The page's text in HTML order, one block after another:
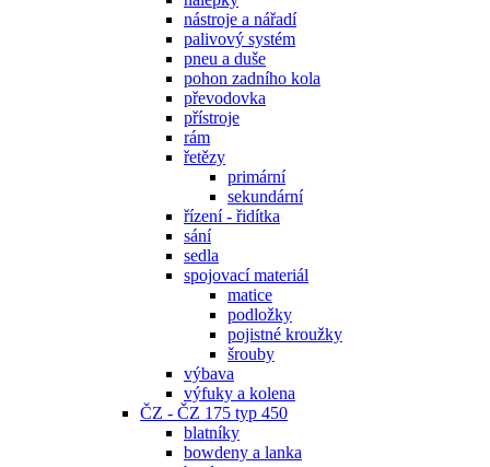
nástroje a nářadí
palivový systém
pneu a duše
pohon zadního kola
převodovka
přístroje
rám
řetězy
primární
sekundární
řízení - řidítka
sání
sedla
spojovací materiál
matice
podložky
pojistné kroužky
šrouby
výbava
výfuky a kolena
ČZ - ČZ 175 typ 450
blatníky
bowdeny a lanka